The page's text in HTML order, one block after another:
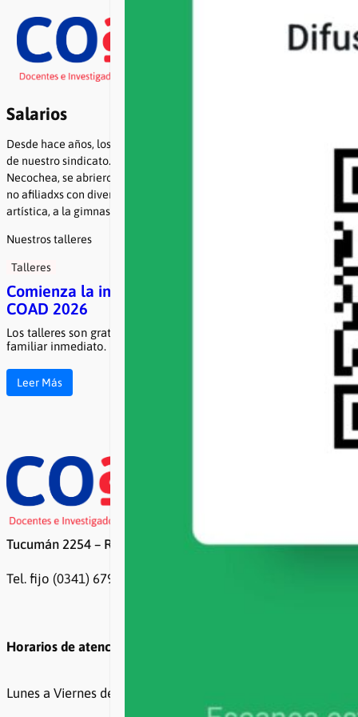
contenido
FacebookInstagram
YouTube
Buscar
Salarios
Desde hace años, los talleres de la COAD son una marca registrada
de nuestro sindicato. Desde sus inicios, en la antigua sede de calle
Necochea, se abrieron espacios para afiliadxs, familiares directos y
no afiliadxs con diversas propuestas vinculadas a la expresión
artística, a la gimnasia corporal y al juego.
Nuestros talleres
Talleres
Comienza la inscripción a los talleres de la
COAD 2026
Los talleres son gratuitos para afiliadxs a COAD y su grupo
familiar inmediato. Para lxs no afiliadxs tienen un costo …
Leer Más
Tucumán 2254 – Rosario
Tel. fijo (0341) 6799500 / 6799499
Horarios de atención
Lunes a Viernes de 8 a 20hs